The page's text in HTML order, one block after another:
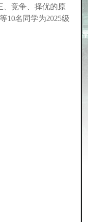
、竞争、择优的原
10名同学为2025级